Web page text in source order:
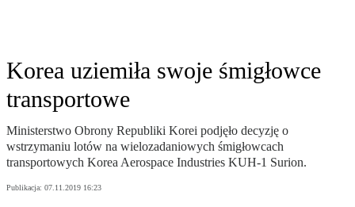
Korea uziemiła swoje śmigłowce
transportowe
Ministerstwo Obrony Republiki Korei podjęło decyzję o
wstrzymaniu lotów na wielozadaniowych śmigłowcach
transportowych Korea Aerospace Industries KUH-1 Surion.
Publikacja: 07.11.2019 16:23